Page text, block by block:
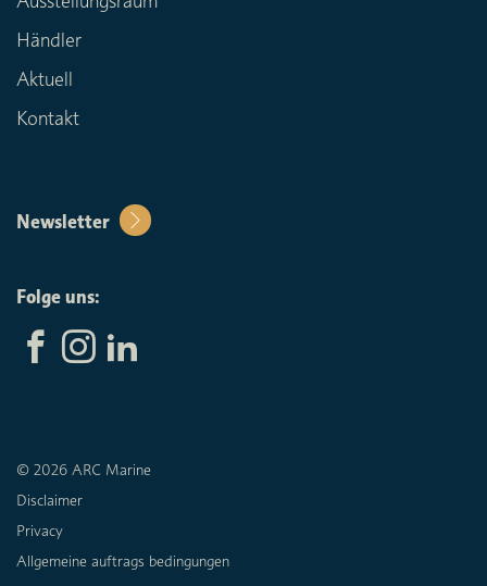
Händler
Aktuell
Kontakt
Newsletter
Folge uns:
© 2026 ARC Marine
Disclaimer
Privacy
Allgemeine auftrags bedingungen